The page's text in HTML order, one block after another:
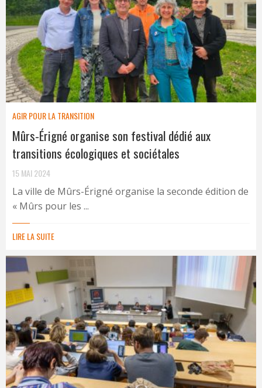
AGIR POUR LA TRANSITION
Mûrs-Érigné organise son festival dédié aux
transitions écologiques et sociétales
15 MAI 2024
La ville de Mûrs-Érigné organise la seconde édition de
« Mûrs pour les ...
LIRE LA SUITE